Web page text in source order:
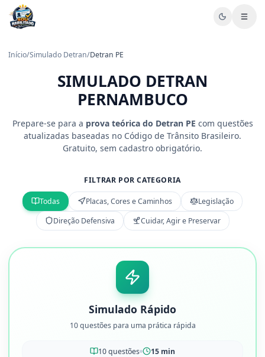
Início/Simulado Detran/Detran PE
SIMULADO DETRAN
PERNAMBUCO
Prepare-se para a prova teórica do Detran PE com questões
atualizadas baseadas no Código de Trânsito Brasileiro.
Gratuito, sem cadastro obrigatório.
FILTRAR POR CATEGORIA
Todas Placas, Cores e Caminhos
Legislação
Direção Defensiva
Cuidar, Agir e Preservar
Simulado Rápido
10 questões para uma prática rápida
10questões 15 min